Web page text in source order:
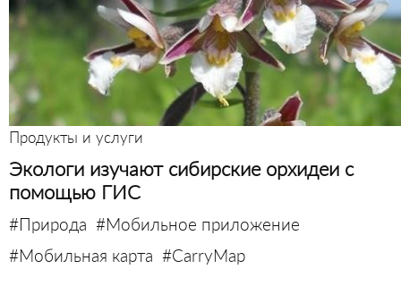
Продукты и услуги
Экологи изучают сибирские орхидеи с
помощью ГИС
#Природа #Мобильное приложение
#Мобильная карта #CarryMap